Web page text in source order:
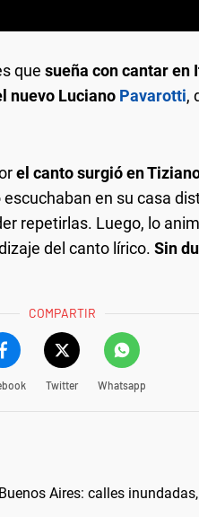
que sueña con cantar en
nuevo Luciano Pavarotti,
el canto surgió en
escuchaban en su casa
repetirlas. Luego, lo
del canto lírico. Sin
COMPARTIR
Twitter Whatsapp
Aires: calles